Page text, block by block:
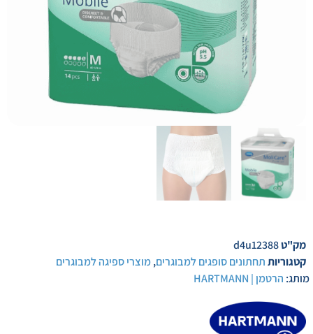
מק"טd4u12388
קטגוריותתחתונים סופגים למבוגרים,מוצרי ספיגה למבוגרים
מותג: הרטמן | HARTMANN